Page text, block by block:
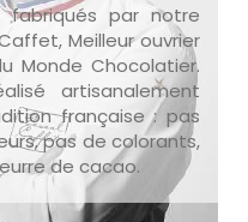
fabriqués par notre
Meilleur ouvrier
Monde Chocolatier.
artisanalement
française : pas
pas de colorants,
de cacao.